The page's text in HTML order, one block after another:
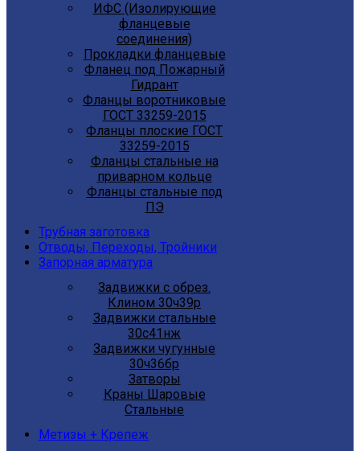
ИФС (Изолирующие
фланцевые
соединения)
Прокладки фланцевые
Фланец под Пожарный
Гидрант
Фланцы воротниковые
ГОСТ 33259-2015
Фланцы плоские ГОСТ
33259-2015
Фланцы стальные на
приварном кольце
Фланцы стальные под
ПЭ
Трубная заготовка
Отводы, Переходы, Тройники
Запорная арматура
Задвижки с обрез.
Клином 30ч39р
Задвижки стальные
30с41нж
Задвижки чугунные
30ч36бр
Затворы
Краны Шаровые
Стальные
Метизы + Крепеж